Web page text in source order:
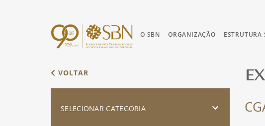
O SBN ORGANIZAÇÃO
VOLTAR
SELECIONAR CATEGORIA